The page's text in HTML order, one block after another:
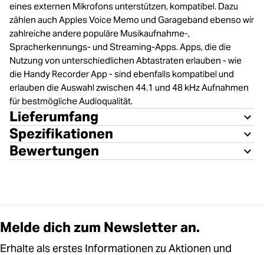
eines externen Mikrofons unterstützen, kompatibel. Dazu
zählen auch Apples Voice Memo und Garageband ebenso wir
zahlreiche andere populäre Musikaufnahme-,
Spracherkennungs- und Streaming-Apps. Apps, die die
Nutzung von unterschiedlichen Abtastraten erlauben - wie
die Handy Recorder App - sind ebenfalls kompatibel und
erlauben die Auswahl zwischen 44.1 und 48 kHz Aufnahmen
für bestmögliche Audioqualität.
Lieferumfang
Spezifikationen
Bewertungen
Melde dich zum Newsletter an.
Erhalte als erstes Informationen zu Aktionen und